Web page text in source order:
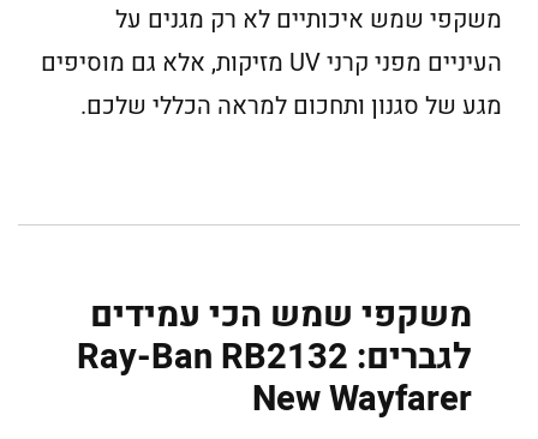
משקפי שמש איכותיים לא רק מגנים על
העיניים מפני קרני UV מזיקות, אלא גם מוסיפים
מגע של סגנון ותחכום למראה הכללי שלכם.
משקפי שמש הכי עמידים
לגברים: Ray-Ban RB2132
New Wayfarer